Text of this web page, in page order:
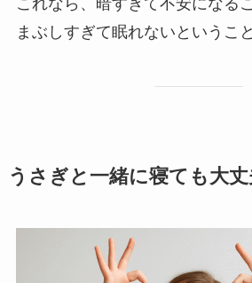
これなら、暗すぎて不安になる
まぶしすぎて眠れないというこ
うさぎと一緒に寝ても大丈